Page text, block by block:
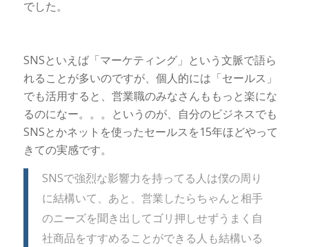
でした。
SNSといえば「マーケティング」という文脈で語ら
れることが多いのですが、個人的には「セールス」
でも活用すると、営業職のみなさんももっと楽にな
るのになー。。。というのが、自分のビジネスでも
SNSとかネットを使ったセールスを15年ほどやって
きての実感です。
SNSで強烈な影響力を持ってる人は僕の周り
に結構いて、あと、営業したらちゃんと相手
のニーズを聞き出してゴリ押しせずうまく自
社商品をすすめることができる人も結構いる